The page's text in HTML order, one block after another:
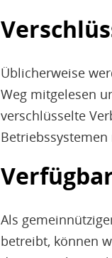
Üblicherweise
Weg mitgelesen
verschlüsselte
Als
betreibt, können